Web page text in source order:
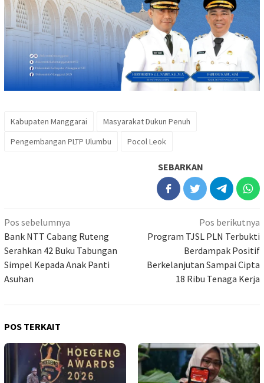
Kabupaten Manggarai
Masyarakat Dukun Penuh
Pengembangan PLTP Ulumbu
Pocol Leok
SEBARKAN
Navigasi
pos
Pos sebelumnya
Bank NTT Cabang Ruteng
Serahkan 42 Buku Tabungan
Simpel Kepada Anak Panti
Asuhan
Pos berikutnya
Program TJSL PLN Terbukti
Berdampak Positif
Berkelanjutan Sampai Cipta
18 Ribu Tenaga Kerja
POS TERKAIT